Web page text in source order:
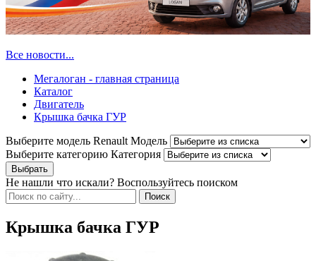
Все новости...
Мегалоган - главная страница
Каталог
Двигатель
Крышка бачка ГУР
Выберите модель Renault Модель
Выберите категорию Категория
Не нашли что искали? Воспользуйтесь поиском
Крышка бачка ГУР